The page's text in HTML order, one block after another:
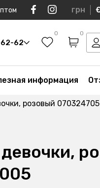
грн
62
0 0
информация
розовый